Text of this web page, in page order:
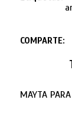
COMPARTE:
MAYTA